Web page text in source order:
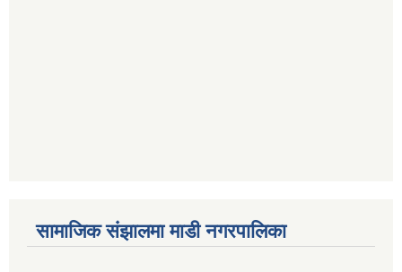
सामाजिक संझालमा माडी नगरपालिका